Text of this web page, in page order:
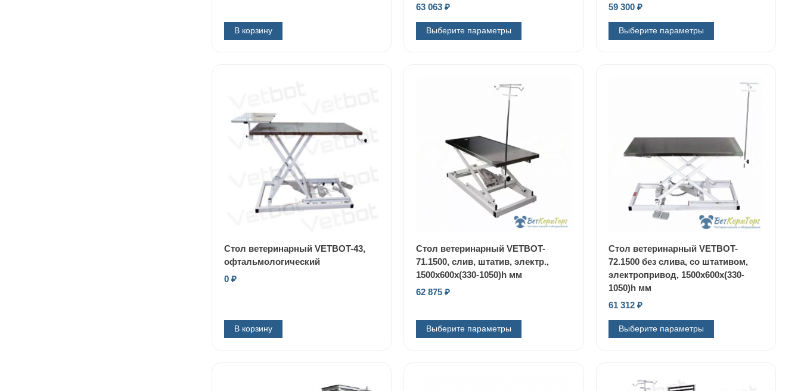
В корзину
63 063₽
Выберите параметры
59 300 ₽
Выберите параметры
Стол ветеринарный VETBOT-43,
офтальмологический
0 ₽
В корзину
Стол ветеринарный VETBOT-
71.1500, слив, штатив, электр.,
1500x600x(330-1050)h мм
62 875₽
Выберите параметры
Стол ветеринарный VETBOT-
72.1500 без слива, со штативом,
электропривод, 1500x600x(330-
1050)h мм
61 312 ₽
Выберите параметры